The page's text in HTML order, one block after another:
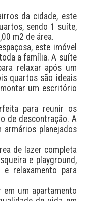
da cidade, este
sendo 1 suíte,
m2 de área.
este imóvel
a família. A suíte
relaxar após um
quartos são ideais
um escritório
para reunir os
de descontração. A
armários planejados
de lazer completa
e playground,
relaxamento para
um apartamento